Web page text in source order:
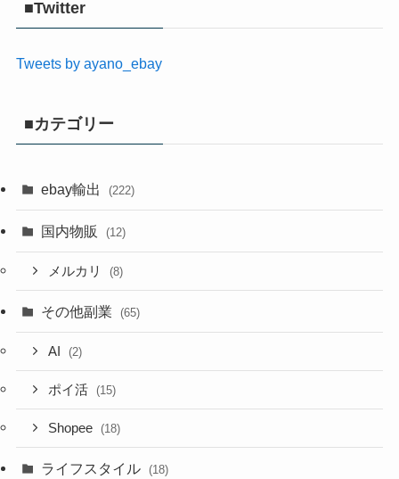
■Twitter
Tweets by ayano_ebay
■カテゴリー
ebay輸出 (222)
国内物販 (12)
メルカリ (8)
その他副業 (65)
AI (2)
ポイ活 (15)
Shopee (18)
ライフスタイル (18)